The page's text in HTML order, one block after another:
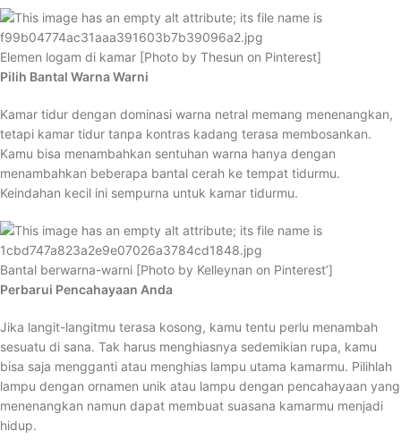
Elemen logam di kamar [Photo by Thesun on Pinterest]
Pilih Bantal Warna Warni
Kamar tidur dengan dominasi warna netral memang menenangkan,
tetapi kamar tidur tanpa kontras kadang terasa membosankan.
Kamu bisa menambahkan sentuhan warna hanya dengan
menambahkan beberapa bantal cerah ke tempat tidurmu.
Keindahan kecil ini sempurna untuk kamar tidurmu.
Bantal berwarna-warni [Photo by Kelleynan on Pinterest’]
Perbarui Pencahayaan Anda
Jika langit-langitmu terasa kosong, kamu tentu perlu menambah
sesuatu di sana. Tak harus menghiasnya sedemikian rupa, kamu
bisa saja mengganti atau menghias lampu utama kamarmu. Pilihlah
lampu dengan ornamen unik atau lampu dengan pencahayaan yang
menenangkan namun dapat membuat suasana kamarmu menjadi
hidup.